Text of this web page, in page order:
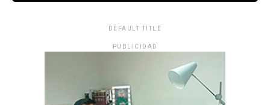
DEFAULT TITLE
PUBLICIDAD